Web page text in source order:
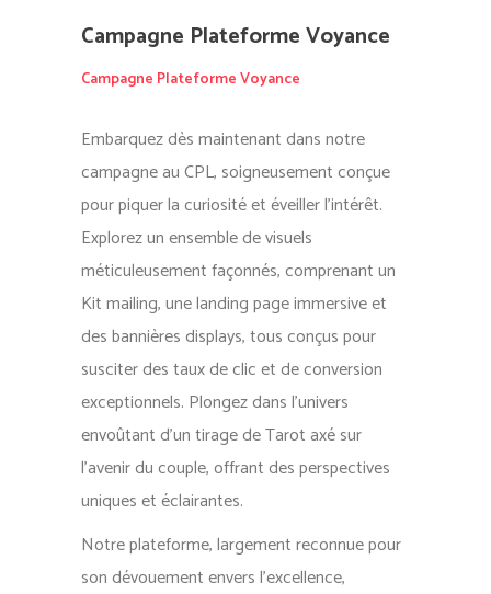
Campagne Plateforme Voyance
Campagne Plateforme Voyance
Embarquez dès maintenant dans notre
campagne au CPL, soigneusement conçue
pour piquer la curiosité et éveiller l’intérêt.
Explorez un ensemble de visuels
méticuleusement façonnés, comprenant un
Kit mailing, une landing page immersive et
des bannières displays, tous conçus pour
susciter des taux de clic et de conversion
exceptionnels. Plongez dans l’univers
envoûtant d’un tirage de Tarot axé sur
l’avenir du couple, offrant des perspectives
uniques et éclairantes.
Notre plateforme, largement reconnue pour
son dévouement envers l’excellence,